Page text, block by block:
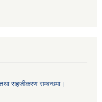
सहजीकरण सम्बन्धमा।